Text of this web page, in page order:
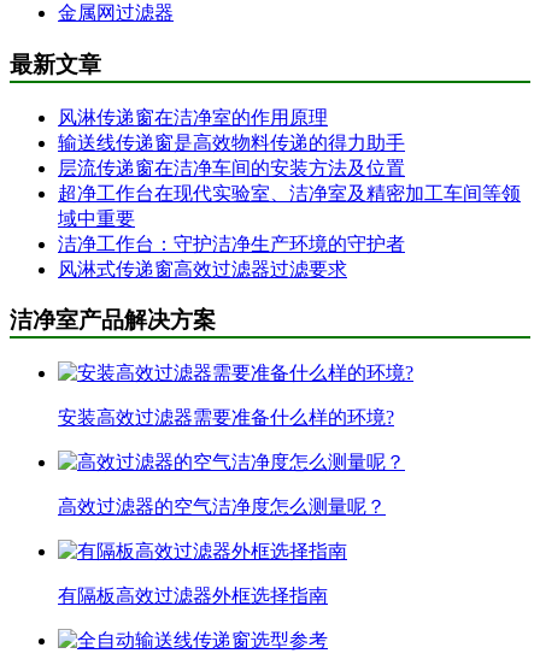
金属网过滤器
最新文章
风淋传递窗在洁净室的作用原理
输送线传递窗是高效物料传递的得力助手
层流传递窗在洁净车间的安装方法及位置
超净工作台在现代实验室、洁净室及精密加工车间等领
域中重要
洁净工作台：守护洁净生产环境的守护者
风淋式传递窗高效过滤器过滤要求
洁净室产品解决方案
安装高效过滤器需要准备什么样的环境?
高效过滤器的空气洁净度怎么测量呢？
有隔板高效过滤器外框选择指南